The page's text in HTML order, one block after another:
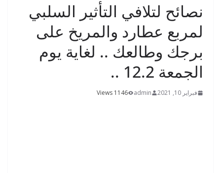
نصائح لتلافي التأثير السلبي
لمربع عطارد والمريخ على
برجك وطالعك .. لغاية يوم
الجمعة 12.2 ..
فبراير 10, 2021 admin
1146 Views